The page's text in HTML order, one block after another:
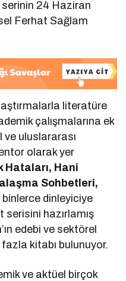
serinin 24 Haziran
Ferhat Sağlam
literatüre
çalışmalarına ek
ve uluslararası
olarak yer
Hataları, Hani
Sohbetleri,
binlerce dinleyiciye
hazırlamış
edebi ve sektörel
fazla kitabı bulunuyor.
ve aktüel birçok